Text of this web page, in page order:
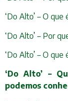
‘Do Alto’ – O
‘Do Alto’ – Por
‘Do Alto’ – O que
‘Do Alto’ –
podemos